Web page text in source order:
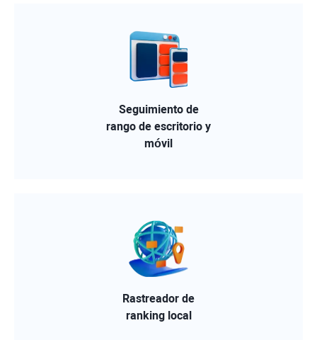
Seguimiento de
rango de escritorio y
móvil
Rastreador de
ranking local